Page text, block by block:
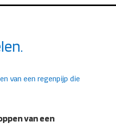
van een